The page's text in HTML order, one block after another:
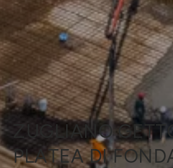
ZUGLIANO
PLATEA DI